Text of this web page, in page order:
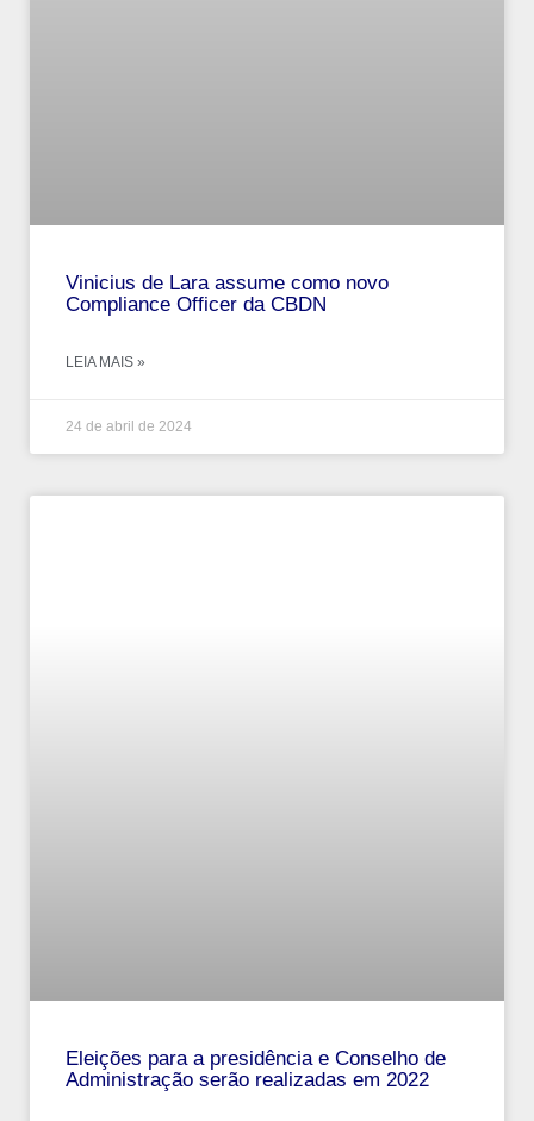
Vinicius de Lara assume como novo
Compliance Officer da CBDN
LEIA MAIS »
24 de abril de 2024
Eleições para a presidência e Conselho de
Administração serão realizadas em 2022